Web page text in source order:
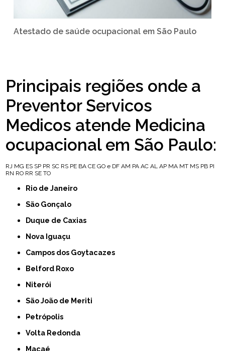
Atestado de saúde ocupacional em São Paulo
Principais regiões onde a
Preventor Servicos
Medicos atende Medicina
ocupacional em São Paulo:
RJ MG ES SP PR SC RS PE BA CE GO e DF AM PA AC AL AP MA MT MS PB PI
RN RO RR SE TO
Rio de Janeiro
São Gonçalo
Duque de Caxias
Nova Iguaçu
Campos dos Goytacazes
Belford Roxo
Niterói
São João de Meriti
Petrópolis
Volta Redonda
Macaé